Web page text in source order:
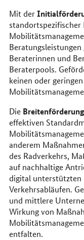
Mit der
Beraterinnen und
Beraterpools.
keinen oder
Die Breitenförderung
effektiven
anderem
des Radverkehrs,
auf nachhaltige
digital unterstützten
Verkehrsabläufen.
und mittlere
Wirkung von
entfalten.